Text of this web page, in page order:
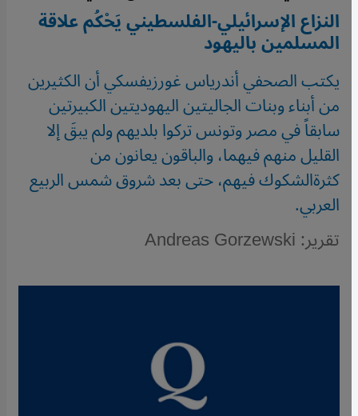
النزاع الإسرائيلي-الفلسطيني يَحْكُم علاقة
المسلمين باليهود
يكتب الصحفي أندرياس غورزيفسكي أن الكثيرين
من أبناء وبنات الجاليتين اليهوديتين الكبيرتين
سابقاً في مصر وتونس تركوا بلديهم ولم يبقَ إلا
القليل منهم فيهما، والباقون يعانون من
كثرةالشكوك فيهم، حتى بعد شروق شمس الربيع
العربي.
تقرير: Andreas Gorzewski